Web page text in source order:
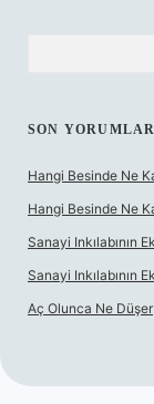
SON YORUMLAR
Hangi Besinde Ne
Hangi Besinde Ne
Sanayi Inkılabının
Sanayi Inkılabının
Aç Olunca Ne Düşer